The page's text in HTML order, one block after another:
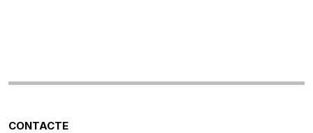
CONTACTE